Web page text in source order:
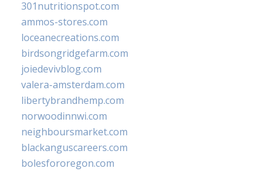
301nutritionspot.com
ammos-stores.com
loceanecreations.com
birdsongridgefarm.com
joiedevivblog.com
valera-amsterdam.com
libertybrandhemp.com
norwoodinnwi.com
neighboursmarket.com
blackanguscareers.com
bolesfororegon.com